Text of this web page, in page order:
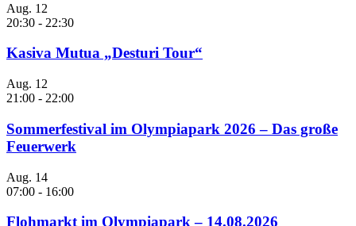
Aug. 12
20:30 - 22:30
Kasiva Mutua „Desturi Tour“
Aug. 12
21:00 - 22:00
Sommerfestival im Olympiapark 2026 – Das große
Feuerwerk
Aug. 14
07:00 - 16:00
Flohmarkt im Olympiapark – 14.08.2026